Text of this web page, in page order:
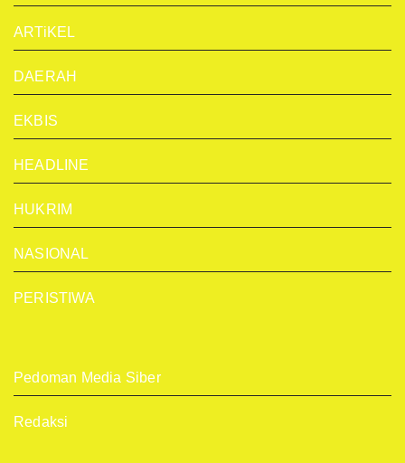
ARTiKEL
DAERAH
EKBIS
HEADLINE
HUKRIM
NASIONAL
PERISTIWA
Pedoman Media Siber
Redaksi